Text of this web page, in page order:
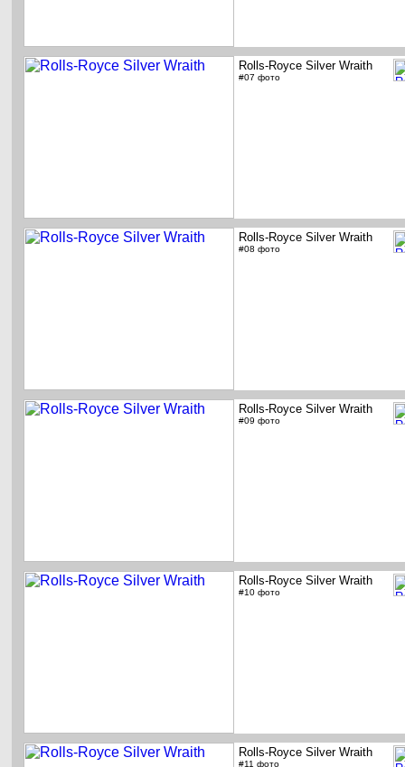
Rolls-Royce Silver Wraith
#07 фото
Rolls-Royce Silver Wraith
#08 фото
Rolls-Royce Silver Wraith
#09 фото
Rolls-Royce Silver Wraith
#10 фото
Rolls-Royce Silver Wraith
#11 фото